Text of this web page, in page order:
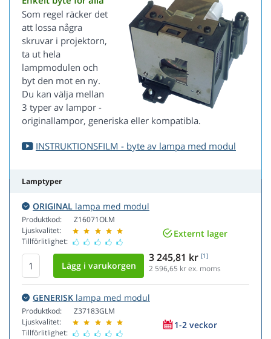
Som regel räcker det
att lossa några
skruvar i projektorn,
ta ut hela
lampmodulen och
byt den mot en ny.
Du kan välja mellan
3 typer av lampor -
originallampor, generiska eller kompatibla.
INSTRUKTIONSFILM - byte av lampa med modul
Lamptyper
ORIGINAL lampa med modul
Produktkod:
Ljuskvalitet:
Tillförlitlighet:
Z16071OLM
Externt lager
3 245,81 kr [1]
2 596,65 kr ex. moms
GENERISK lampa med modul
Produktkod:
Ljuskvalitet:
Tillförlitlighet:
Z37183GLM
1-2 veckor